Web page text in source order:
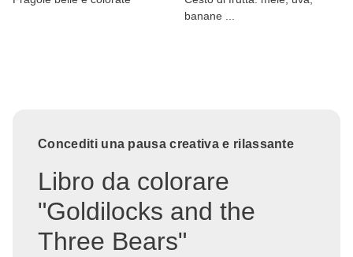
banane ...
Concediti una pausa creativa e rilassante
Libro da colorare
"Goldilocks and the
Three Bears"